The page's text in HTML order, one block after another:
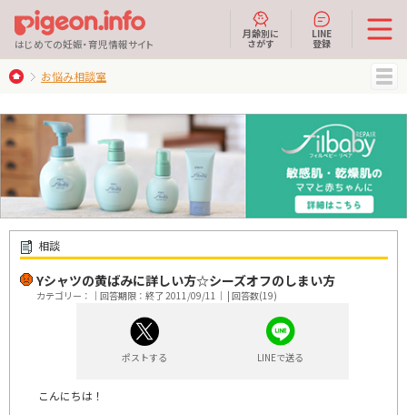
はじめての妊娠・育児情報サイト
月齢別に
さがす
LINE
登録
お悩み相談室
相談
Yシャツの黄ばみに詳しい方☆シーズオフのしまい方
カテゴリー：｜回答期限：終了 2011/09/11｜ | 回答数(19)
ポストする LINEで送る
こんにちは！